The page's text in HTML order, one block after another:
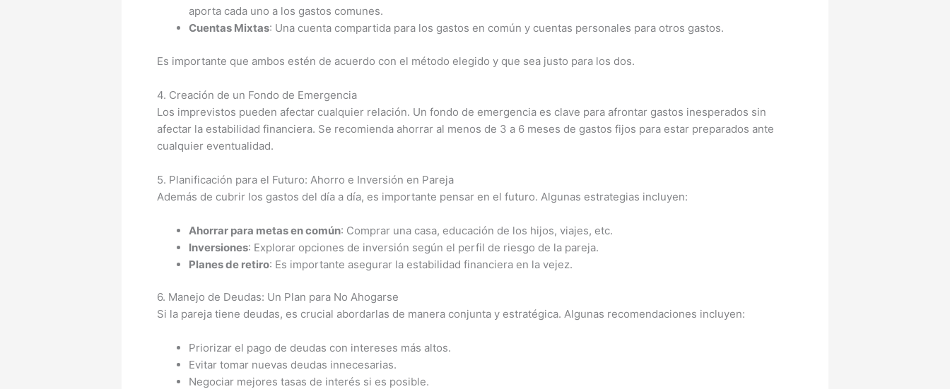
aporta cada uno a los gastos comunes.
Cuentas Mixtas: Una cuenta compartida para los gastos en común y cuentas personales para otros gastos.
Es importante que ambos estén de acuerdo con el método elegido y que sea justo para los dos.
4. Creación de un Fondo de Emergencia
Los imprevistos pueden afectar cualquier relación. Un fondo de emergencia es clave para afrontar gastos inesperados sin
afectar la estabilidad financiera. Se recomienda ahorrar al menos de 3 a 6 meses de gastos fijos para estar preparados ante
cualquier eventualidad.
5. Planificación para el Futuro: Ahorro e Inversión en Pareja
Además de cubrir los gastos del día a día, es importante pensar en el futuro. Algunas estrategias incluyen:
Ahorrar para metas en común: Comprar una casa, educación de los hijos, viajes, etc.
Inversiones: Explorar opciones de inversión según el perfil de riesgo de la pareja.
Planes de retiro: Es importante asegurar la estabilidad financiera en la vejez.
6. Manejo de Deudas: Un Plan para No Ahogarse
Si la pareja tiene deudas, es crucial abordarlas de manera conjunta y estratégica. Algunas recomendaciones incluyen:
Priorizar el pago de deudas con intereses más altos.
Evitar tomar nuevas deudas innecesarias.
Negociar mejores tasas de interés si es posible.